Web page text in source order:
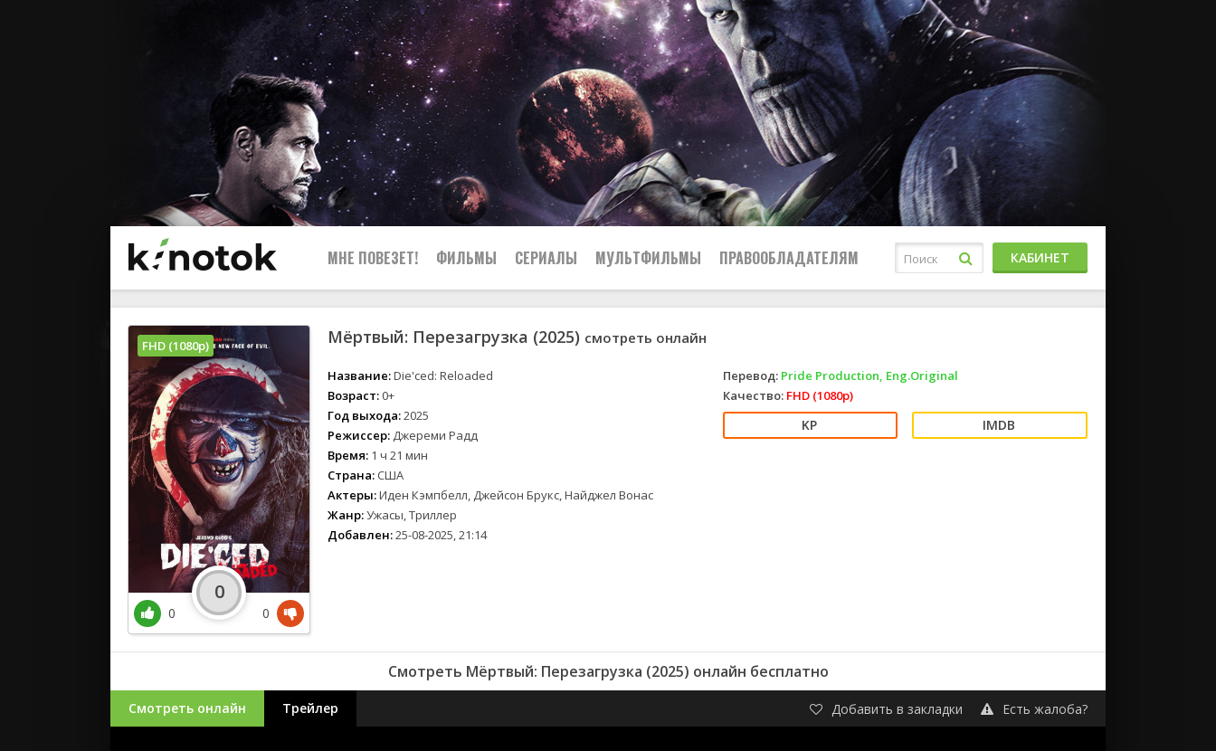
МНЕ ПОВЕЗЕТ! ФИЛЬМЫ СЕРИАЛЫ МУЛЬТФИЛЬМЫ ПРАВООБЛАДАТЕЛЯМ КАБИНЕТ
Мёртвый: Перезагрузка (2025) смотреть онлайн
Название:Die'ced: Reloaded
Возраст:0+
Год выхода:2025
Режиссер: Джереми Радд
Время: 1 ч 21 мин
Страна: США
Перевод: Pride Production, Eng.Original
Качество: FHD (1080p)
Актеры:Иден Кэмпбелл, Джейсон Брукс, Найджел Вонас
Жанр:Ужасы, Триллер
Добавлен:25-08-2025, 21:14
FHD (1080p)
0
0
0
Смотреть Мёртвый: Перезагрузка (2025) онлайн бесплатно
Смотреть онлайн Трейлер Добавить в закладки Есть жалоба?